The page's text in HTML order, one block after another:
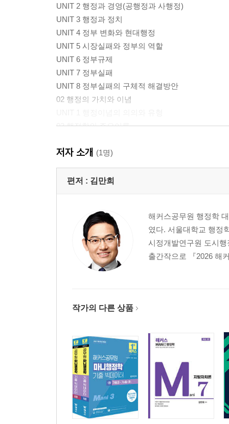
UNIT 2 행정과 경영(공행정과 사행정)
UNIT 3 행정과 정치
UNIT 4 정부 변화와 현대행정
UNIT 5 시장실패와 정부의 역할
UNIT 6 정부규제
UNIT 7 정부실패
UNIT 8 정부실패의 구체적 해결방안
02 행정의 가치와 이념
03 행정학의 주요이론
UNIT 2 주요이론의 발전
UNIT 3 현대행정학 접근이론
01 정책의 의의
UNIT 1 정책학의 의의
UNIT 2 정책 구성요소 및 정책과정
UNIT 3 정책의 유형과 참여자
02 정책의제설정
UNIT 3 권력모형-정책주도권에 대한 논쟁
UNIT 1 정책목표
UNIT 2 정책분석
UNIT 3 체제분석 기법
04 정책결정
UNIT 1 정책결정모형
PART 3 조직론
저자 소개 (1명)
편저 : 김만희
해커스공무원 행정학
였다. 서울대학교 행정
시정개발연구원 도시
출간작으로 『2026 해
작가의 다른 상품